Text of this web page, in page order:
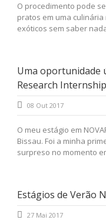
O procedimento pode
pratos em uma
exóticos sem saber
Uma oportunidade
Research
08 Out 2017
O meu estágio em
Bissau. Foi a minha
surpreso no momento
Estágios de Verão
27 Mai 2017